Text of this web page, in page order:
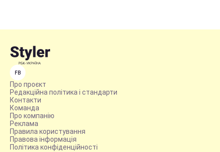
FB
Про проєкт
Редакційна політика і стандарти
Контакти
Команда
Про компанію
Реклама
Правила користування
Правова інформація
Політика конфіденційності